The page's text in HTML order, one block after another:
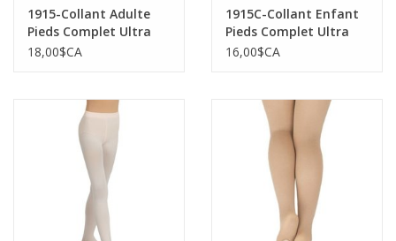
1915-Collant Adulte
Pieds Complet Ultra
Doux Ceinture Tricoté
18,00$CA
1915C-Collant Enfant
Pieds Complet Ultra
Doux Ceinture Tricoté
16,00$CA